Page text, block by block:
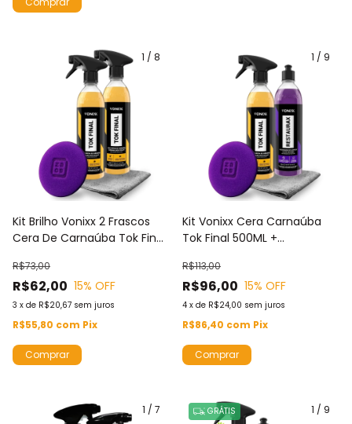
1 / 8
Kit Brilho Vonixx 2 Frascos
Cera De Carnaúba Tok Final
Espuma + Toalha De
Microfibra
R$62,00
R$73,00
15% OFF
3 x de R$20,67 sem juros
R$55,80 com Pix
1 / 9
Kit Vonixx Cera Carnaúba
Tok Final 500ML +
Restaurax E Aplicador
Espuma + Toalha Microfibra
R$96,00
R$113,00
15% OFF
4 x de R$24,00 sem juros
R$86,40 com Pix
1 / 7 1 / 9
GRÁTIS